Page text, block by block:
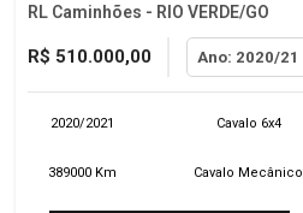
RL Caminhões - RIO VERDE/GO
R$ 510.000,00 Ano: 2020/21
2020/2021 Cavalo 6x4
389000 Km Cavalo Mecânico